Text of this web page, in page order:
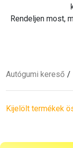
Rendeljen most,
Autógumi kereső
Kijelölt termékek